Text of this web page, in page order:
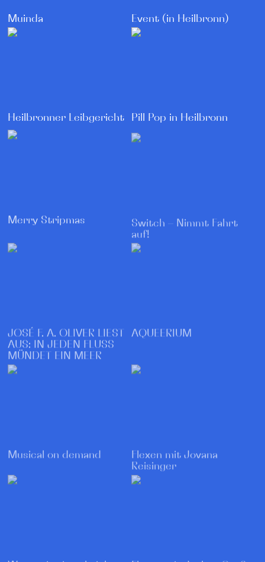
Muinda Event (in Heilbronn)
Heilbronner Leibgericht Pill Pop in Heilbronn
Merry Stripmas
Switch – Nimmt Fahrt
auf!
JOSÉ F. A. OLIVER LIEST
AUS: IN JEDEN FLUSS
MÜNDET EIN MEER
AQUEERIUM
Musical on demand
Flexen mit Jovana
Reisinger
Wenn wir einmal nicht Flexen mit Joshua Groß